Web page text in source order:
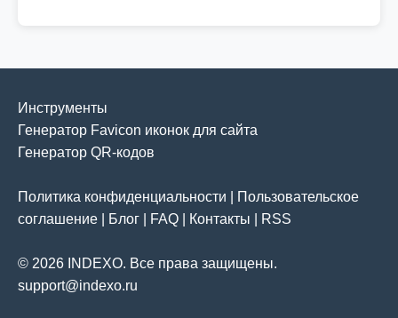
Инструменты
Генератор Favicon иконок для сайта
Генератор QR-кодов
Политика конфиденциальности
Пользовательское
соглашение
Блог FAQ Контакты RSS
© 2026 INDEXO. Все права защищены.
support@indexo.ru